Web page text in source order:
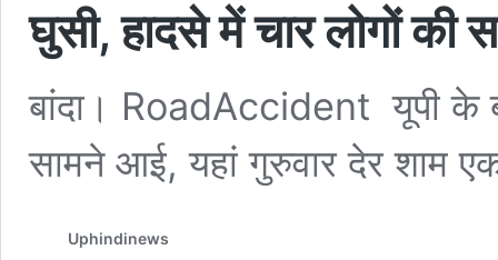
घुसी, हादसे में चार लोगों की
बांदा। RoadAccident यूपी के
सामने आई, यहां गुरुवार देर शाम
Uphindinews